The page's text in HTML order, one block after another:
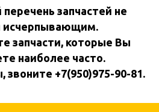
запчастей не
исчерпывающим.
запчасти, которые Вы
наиболее часто.
звоните +7(950)975-90-81.